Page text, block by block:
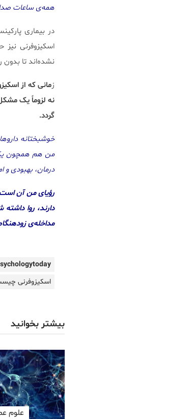
همه‌ی ساعات
در بیماری
اسکیزوفرنی
نشده‌اند تا بدون
زمانی که از
نه لزوماً یک
گردد.
خوشبختانه
من هم همچون یک
درمان، بهبودی و
رؤیای من آن است
دارند، روا
مداخله‌ی
اسکیزوفرنی
بیشتر بخوانید
علوم